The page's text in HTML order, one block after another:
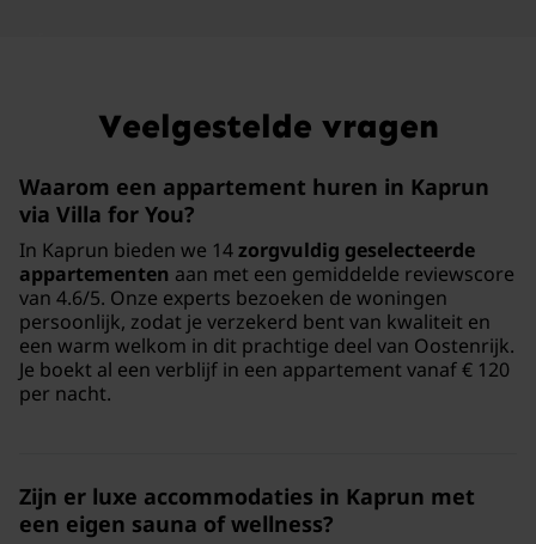
Veelgestelde vragen
Waarom een appartement huren in Kaprun
via Villa for You?
In Kaprun bieden we 14zorgvuldig geselecteerde
appartementen aan met een gemiddelde reviewscore
van 4.6/5. Onze experts bezoeken de woningen
persoonlijk, zodat je verzekerd bent van kwaliteit en
een warm welkom in dit prachtige deel van Oostenrijk.
Je boekt al een verblijf in een appartement vanaf € 120
per nacht.
Zijn er luxe accommodaties in Kaprun met
een eigen sauna of wellness?